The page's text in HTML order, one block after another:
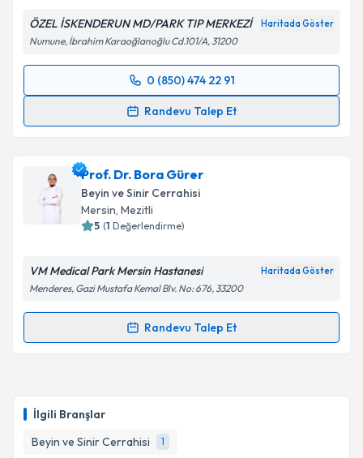
İlgili Branşlar
Beyin ve Sinir Cerrahisi
1
ÖZEL İSKENDERUN MD/PARK TIP MERKEZİ Haritada Göster
Numune, İbrahim Karaoğlanoğlu Cd.101/A, 31200
0 (850) 474 22 91
Randevu Talep Et
Randevu Takvimi Talebi
takvim hazırlandığında e-posta ile bilgilendireceğiz.
E-posta Adresiniz
Kişisel verilerimin işlenmesine ilişkin
kapsamda işlenmesini kabul ediyorum.
Prof. Dr. Bora Gürer
Beyin ve Sinir Cerrahisi
Mersin, Mezitli
5 (1 Değerlendirme)
VM Medical Park Mersin Hastanesi Haritada Göster
Menderes, Gazi Mustafa Kemal Blv. No: 676, 33200
Randevu Talep Et
Randevu Takvimi Talebi
takvim hazırlandığında e-posta ile bilgilendireceğiz.